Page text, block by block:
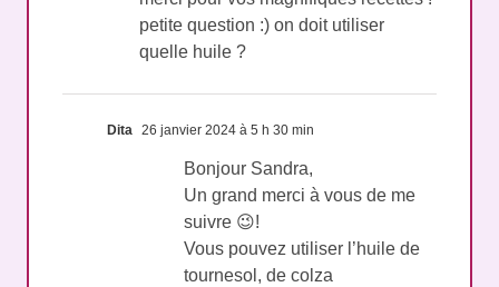
petite question :) on doit utiliser
quelle huile ?
Dita 26 janvier 2024 à 5 h 30 min
Bonjour Sandra,
Un grand merci à vous de me
suivre 😉!
Vous pouvez utiliser l’huile de
tournesol, de colza